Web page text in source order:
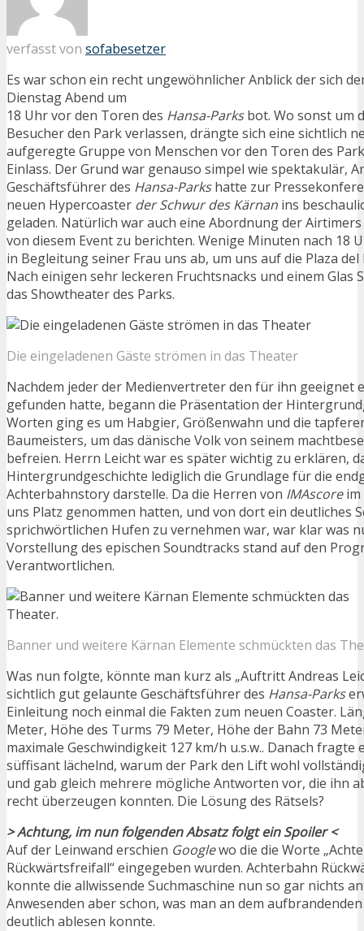
verfasst von sofabesetzer
Es war schon ein recht ungewöhnlicher Anblick der sich
Dienstag Abend um
18 Uhr vor den Toren des Hansa-Parksbot. Wo sonst um
Besucher den Park verlassen, drängte sich eine sichtlich
aufgeregte Gruppe von Menschen vor den Toren des
Einlass. Der Grund war genauso simpel wie spektakulär,
Geschäftsführer des Hansa-Parkshatte zur
neuen Hypercoaster der Schwur des Kärnan ins
geladen. Natürlich war auch eine Abordnung der
von diesem Event zu berichten. Wenige Minuten nach 18
in Begleitung seiner Frau uns ab, um uns auf die Plaza
Nach einigen sehr leckeren Fruchtsnacks und einem Glas
das Showtheater des Parks.
Die eingeladenen Gäste strömen in das Theater
Nachdem jeder der Medienvertreter den für ihn geeignet
gefunden hatte, begann die Präsentation der
Worten ging es um Habgier, Größenwahn und die
Baumeisters, um das dänische Volk von seinem
befreien. Herrn Leicht war es später wichtig zu erklären,
Hintergrundgeschichte lediglich die Grundlage für die
Achterbahnstory darstelle. Da die Herren von IMAscoreim
uns Platz genommen hatten, und von dort ein deutliches
sprichwörtlichen Hufen zu vernehmen war, war klar was
Vorstellung des epischen Soundtracks stand auf den
Verantwortlichen.
Banner und weitere Kärnan Elemente schmückten das
Was nun folgte, könnte man kurz als „Auftritt Andreas
sichtlich gut gelaunte Geschäftsführer des Hansa-Parks
Einleitung noch einmal die Fakten zum neuen Coaster.
Meter, Höhe des Turms 79 Meter, Höhe der Bahn 73
maximale Geschwindigkeit 127 km/h u.s.w.. Danach fragte
süffisant lächelnd, warum der Park den Lift wohl
und gab gleich mehrere mögliche Antworten vor, die ihn
recht überzeugen konnten. Die Lösung des Rätsels?
> Achtung, im nun folgenden Absatz folgt ein Spoiler <
Auf der Leinwand erschien Googlewo die die Worte
Rückwärtsfreifall“ eingegeben wurden. Achterbahn
konnte die allwissende Suchmaschine nun so gar nichts
Anwesenden aber schon, was man an dem
deutlich ablesen konnte.